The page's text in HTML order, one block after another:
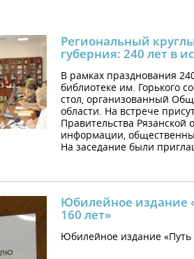
Региональный
губерния: 240 лет в
В рамках празднования
библиотеке им. Горького
стол, организованный
области. На встрече
Правительства Рязанской
информации,
На заседание были
Юбилейное издание
160 лет»
Юбилейное издание